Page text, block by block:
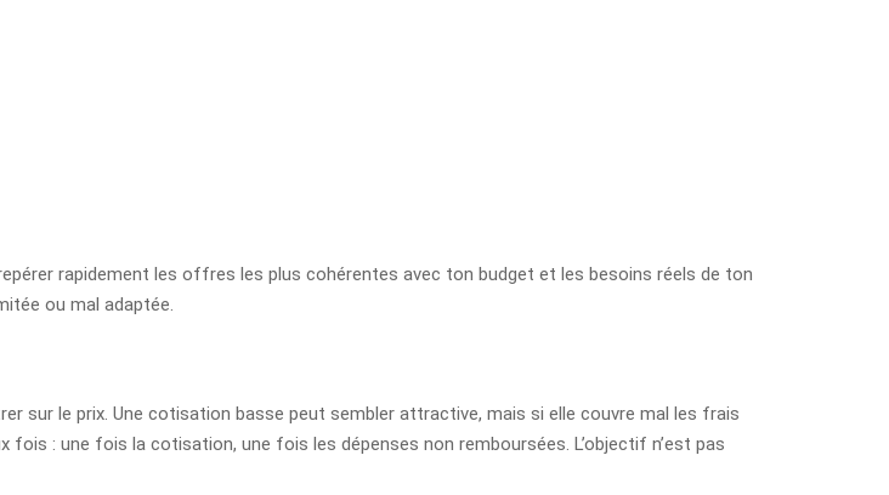
rapidement les offres les plus cohérentes avec ton budget et les besoins réels de ton
ou mal adaptée.
sur le prix. Une cotisation basse peut sembler attractive, mais si elle couvre mal les frais
fois : une fois la cotisation, une fois les dépenses non remboursées. L’objectif n’est pas